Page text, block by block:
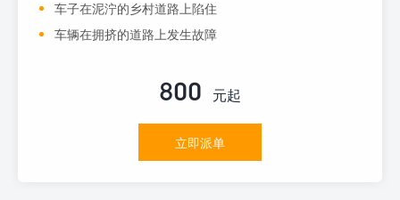
车子在泥泞的乡村道路上陷住
车辆在拥挤的道路上发生故障
800 元起
立即派单